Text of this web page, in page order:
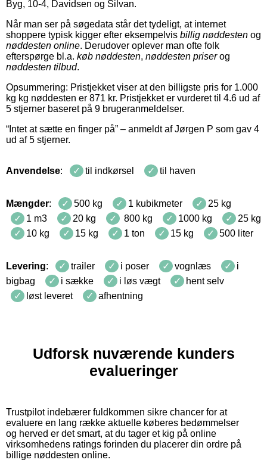
Byg, 10-4, Davidsen og Silvan.
Når man ser på søgedata står det tydeligt, at internet
shoppere typisk kigger efter eksempelvis billig nøddesten og
nøddesten online. Derudover oplever man ofte folk
efterspørge bl.a. køb nøddesten, nøddesten priserog
nøddesten tilbud.
Opsummering: Pristjekket viser at den billigste pris for 1.000
kg kg nøddesten er 871 kr. Pristjekket er vurderet til 4.6 ud af
5 stjerner baseret på 9 brugeranmeldelser.
“ Intet at sætte en finger på” – anmeldt afJørgen P som gav 4
ud af5 stjerner.
Anvendelse: til indkørsel til haven
Mængder: 500 kg 1 kubikmeter
25 kg
1 m3
20 kg 800 kg 1000 kg
25 kg
10 kg
15 kg 1 ton 15 kg 500 liter
Levering: trailer i poser vognlæs
i
bigbag
i sække i løs vægt
hent selv
løst leveret
afhentning
Udforsk nuværende kunders
evalueringer
Trustpilot indebærer fuldkommen sikre chancer for at
evaluere en lang række aktuelle køberes bedømmelser
og herved er det smart, at du tager et kig på online
virksomhedens ratings forinden du placerer din ordre på
billige nøddesten online.